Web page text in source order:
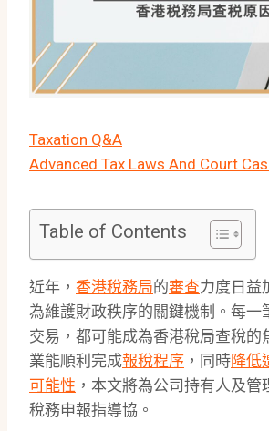
Taxation Q&A
Advanced Tax Laws And Court
Table of Contents
近年， 香港稅務局的審查力度日益
為維護財政秩序的關鍵機制。每一
交易，都可能成為香港稅局查稅的
業能順利完成報稅程序 ，同時降低
可能性 ，本文將為公司持有人及管
稅務申報指導協。